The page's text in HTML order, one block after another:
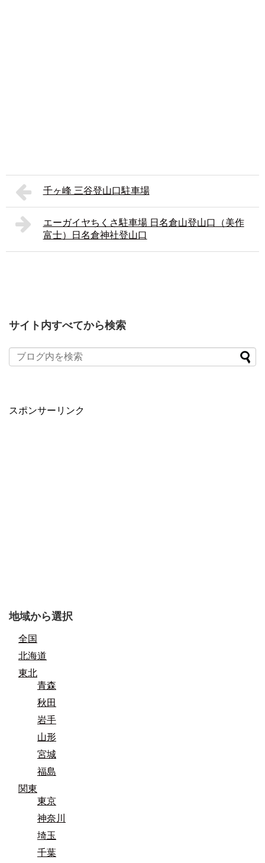
千ヶ峰 三谷登山口駐車場
エーガイヤちくさ駐車場 日名倉山登山口（美作
富士）日名倉神社登山口
サイト内すべてから検索
スポンサーリンク
地域から選択
全国
北海道
東北
青森
秋田
岩手
山形
宮城
福島
関東
東京
神奈川
埼玉
千葉